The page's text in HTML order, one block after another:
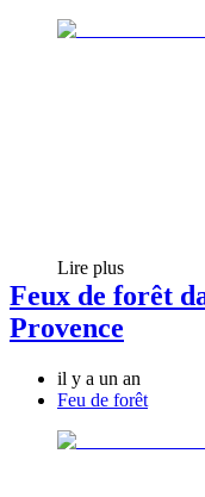
Lire plus
Feux de forêt
Provence
il y a un an
Feu de forêt